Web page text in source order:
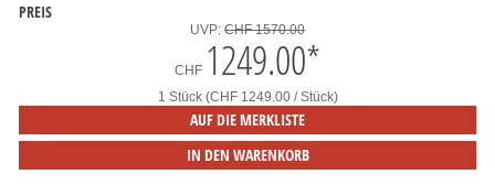
PREIS
UVP: CHF 1570.00
CHF 1249.00*
1 Stück (CHF 1249.00 / Stück)
AUF DIE MERKLISTE
IN DEN WARENKORB